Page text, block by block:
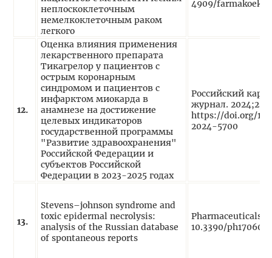
неплоскоклеточным
немелкоклеточным раком
легкого
4909/
12.
Оценка влияния применения
лекарственного препарата
Тикагрелор у пациентов с
острым коронарным
синдромом и пациентов с
инфарктом миокарда в
анамнезе на достижение
целевых индикаторов
государственной программы
"Развитие здравоохранения"
Российской Федерации и
субъектов Российской
Федерации в 2023-2025 годах
Российский
журнал.
https://doi.org/
2024-5700
13.
Stevens–johnson syndrome and
toxic epidermal necrolysis:
analysis of the Russian database
of spontaneous reports
Pharmaceuticals
10.3390/